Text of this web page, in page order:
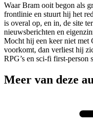
Waar Bram ooit begon als
frontlinie en stuurt hij het
is overal op, en in, de site
nieuwsberichten en
Mocht hij een keer niet met
voorkomt, dan verliest hij
RPG’s en sci-fi first-person
Meer van deze